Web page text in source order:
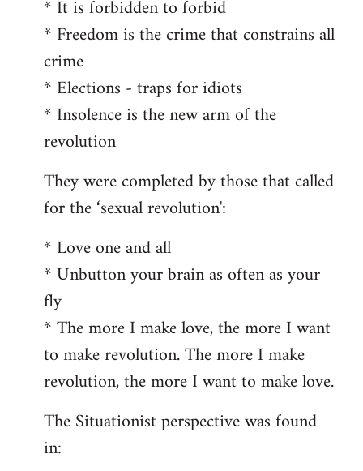
* It is forbidden to forbid
* Freedom is the crime that constrains all
crime
* Elections - traps for idiots
* Insolence is the new arm of the
revolution
They were completed by those that called
for the ‘sexual revolution':
* Love one and all
* Unbutton your brain as often as your
fly
* The more I make love, the more I want
to make revolution. The more I make
revolution, the more I want to make love.
The Situationist perspective was found
in: